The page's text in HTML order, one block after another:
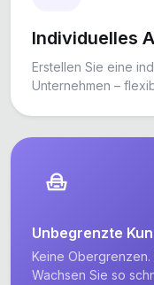
Individuelles
Erstellen Sie eine
Unternehmen –
Unbegrenzte
Keine Obergrenzen.
Wachsen Sie so